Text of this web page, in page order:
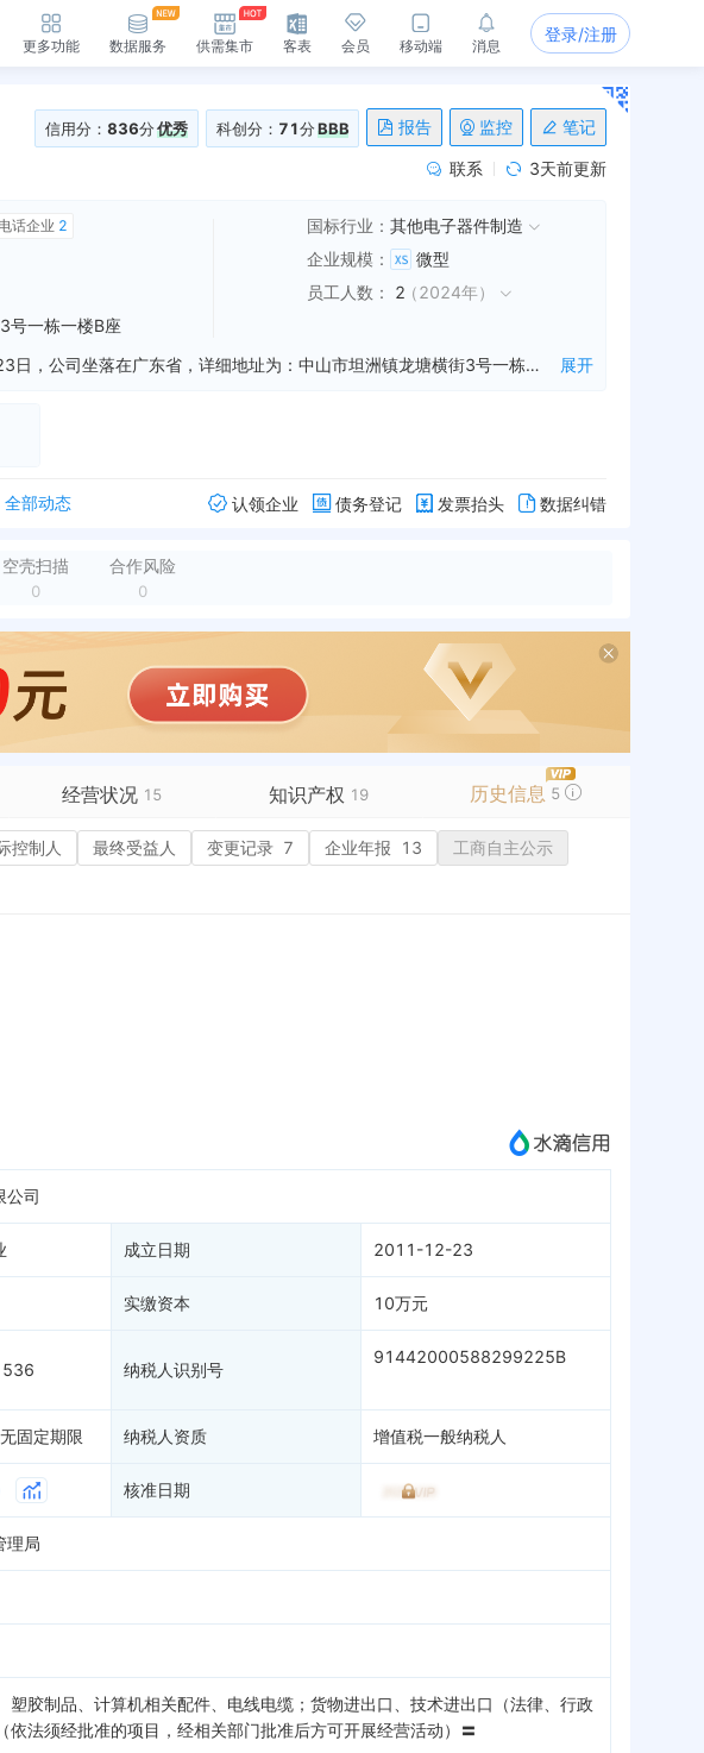
更多功能 数据服务 供需集市 客表 会员 移动端 消息
登录/注册
信用分： 836分优秀 科创分： 71分BBB 报告 监控 笔记
联系 3天前更新
话企业 2
号一栋一楼B座
国标行业： 其他电子器件制造
企业规模 ：
微型
员工人数 ： 2（2024年）
中山锐速电子有限公司是一家从事电子产品,五金制品,塑胶制品等业务的公司，成立于2011年12月23日，公司坐落在广东省，详细地址为：中山市坦洲镇龙塘横街3号一栋一楼B座;经国家企业信用信息公示系统查询得知，中山锐速电子有限公司的信用代码/税号为91442000588299225B，法人是高猛，注册资本为10.000000万，企业的经营范围为:生产、加工、研发、销售：电子产品；生产、加工、销售：五金制品（不含电镀）、塑胶制品、计算机相关配件、电线电缆；货物进出口、技术进出口（法律、行政法规禁止经营的项目除外；法律、行政法规限制的项目须取得许可后方可经营）。（依法须经批准的项目，经相关部门批准后方可开展经营活动）〓 展开
全部动态
全部动态
全部动态
全部动态
全部动态
全部动态
认领企业 债务登记 发票抬头 数据纠错
空壳扫描
0
合作风险
0
经营状况 15 知识产权 19 历史信息 5
招投标
信用评价
进出口信用
地块公示
客户
商标信息
成为vip查看
控制人 最终受益人 变更记录 7 企业年报 13
工商自主公示
公司
成立日期 2011-12-23
实缴资本 10万元
纳税人识别号
91442000588299225B
固定期限 纳税人资质 增值税一般纳税人
核准日期
理局
胶制品、计算机相关配件、电线电缆；货物进出口、技术进出口（法律、行政
法须经批准的项目，经相关部门批准后方可开展经营活动）〓